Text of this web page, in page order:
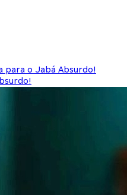
para o Jabá Absurdo!